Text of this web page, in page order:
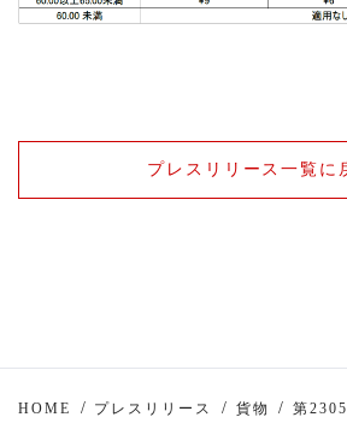
プレスリリース一覧に
HOME プレスリリース 貨物 第